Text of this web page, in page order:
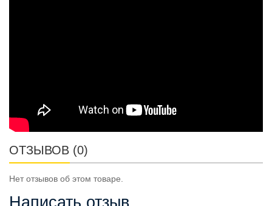
ОТЗЫВОВ (0)
Нет отзывов об этом товаре.
Написать отзыв